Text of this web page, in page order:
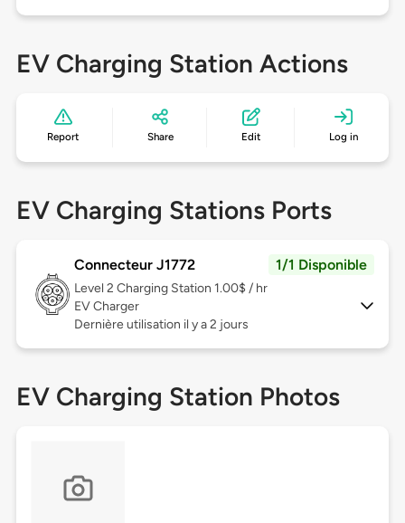
EV Charging Station Actions
Report Share Edit Log in
EV Charging Stations Ports
Connecteur J1772 1/1 Disponible
Level 2 Charging Station 1.00$ / hr
EV Charger
Dernière utilisation il y a 2 jours
EV Charging Station Photos